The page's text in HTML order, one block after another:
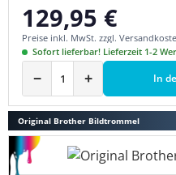
Regulärer Preis:
129,95 €
Preise inkl. MwSt. zzgl.
Sofort lieferbar! Lieferzeit 1-2
− + In
Original Brother Bildtrommel